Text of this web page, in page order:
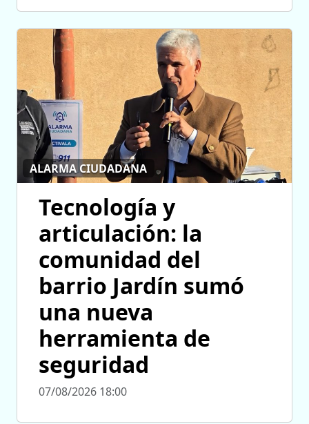
ALARMA CIUDADANA
Tecnología y
articulación: la
comunidad del
barrio Jardín sumó
una nueva
herramienta de
seguridad
07/08/2026 18:00